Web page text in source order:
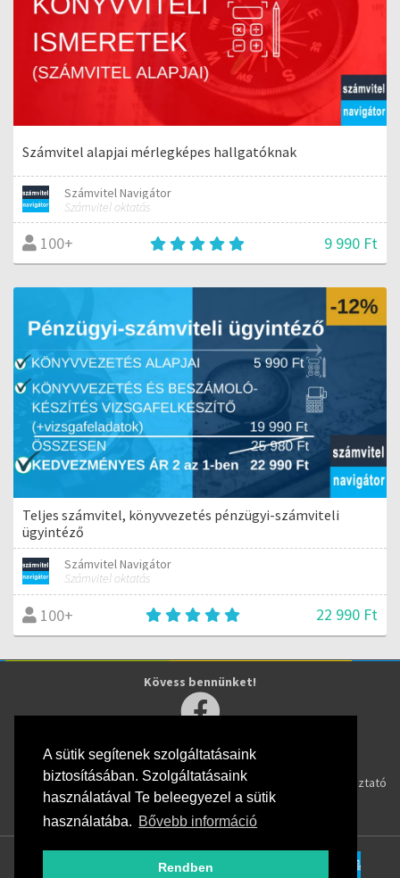
A sütik segítenek szolgáltatásaink
biztosításában. Szolgáltatásaink
használatával Te beleegyezel a sütik
használatába. Bővebb információ
Rendben
Számvitel alapjai mérlegképes hallgatóknak
Számvitel Navigátor
Számvitel oktatás
100+ 9 990 Ft
Teljes számvitel, könyvvezetés pénzügyi-számviteli
ügyintéző
Számvitel Navigátor
Számvitel oktatás
100+ 22 990 Ft
Kövess bennünket!
Rólunk
Cégünk
Kapcsolat
Hallgatóknak
Tanulj online
Képzések
Adatkezelési tájékoztató